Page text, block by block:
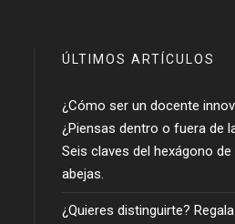
ÚLTIMOS ARTÍCULOS
¿Cómo ser un docente
¿Piensas dentro o fuera de
Seis claves del hexágono de
abejas.
¿Quieres distinguirte? Regala